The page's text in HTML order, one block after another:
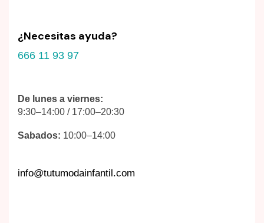
¿Necesitas ayuda?
666 11 93 97
De lunes a viernes:
9:30–14:00 / 17:00–20:30
Sabados: 10:00–14:00
info@tutumodainfantil.com